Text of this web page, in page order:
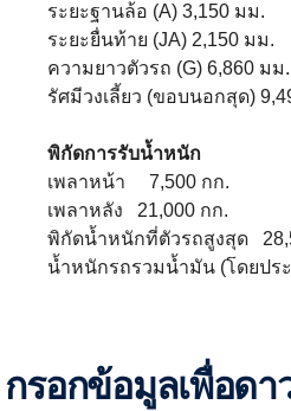
ระยะฐานล้อ (A) 3,150 มม.
ระยะยื่นท้าย (JA) 2,150 มม.
ความยาวตัวรถ (G) 6,860 มม.
รัศมีวงเลี้ยว (ขอบนอกสุด)
พิกัดการรับน้ำหนัก
เพลาหน้า 7,500 กก.
เพลาหลัง 21,000 กก.
พิกัดน้ำหนักที่ตัวรถสูงสุด
น้ำหนักรถรวมน้ำมัน (โดยป
กรอกข้อมูลเพื่อด